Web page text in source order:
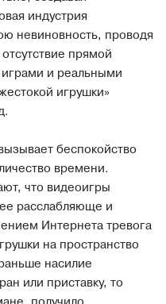
индустрия
невиновность, проводя
прямой
и реальными
игрушки»
беспокойство
времени.
что видеоигры
расслабляюще и
Интернета тревога
на пространство
насилие
или приставку, то